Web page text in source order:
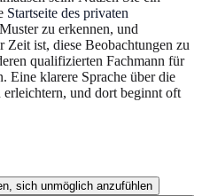
Startseite des privaten
zu erkennen, und
Zeit ist, diese Beobachtungen zu
qualifizierten Fachmann für
Eine klarere Sprache über die
erleichtern, und dort beginnt oft
sich unmöglich anzufühlen